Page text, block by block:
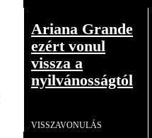
Ariana Grande
ezért vonul
vissza a
nyilvánosságtól
VISSZAVONULÁS